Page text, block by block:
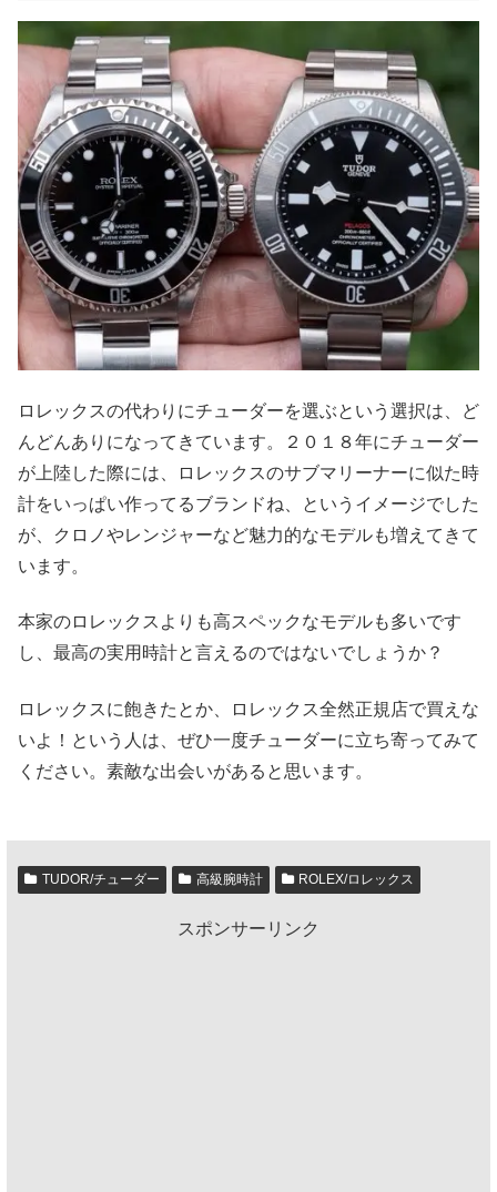
ロレックスの代わりにチューダーを選ぶという選択は、ど
んどんありになってきています。２０１８年にチューダー
が上陸した際には、ロレックスのサブマリーナーに似た時
計をいっぱい作ってるブランドね、というイメージでした
が、クロノやレンジャーなど魅力的なモデルも増えてきて
います。
本家のロレックスよりも高スペックなモデルも多いです
し、最高の実用時計と言えるのではないでしょうか？
ロレックスに飽きたとか、ロレックス全然正規店で買えな
いよ！という人は、ぜひ一度チューダーに立ち寄ってみて
ください。素敵な出会いがあると思います。
TUDOR/チューダー 高級腕時計 ROLEX/ロレックス
スポンサーリンク